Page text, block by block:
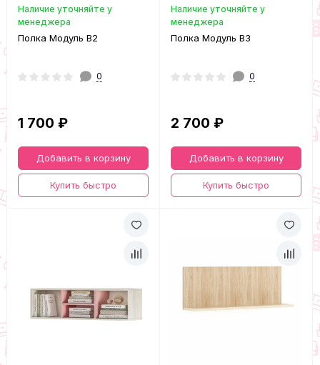
Наличие уточняйте у
менеджера
Полка Модуль В2
0
1 700 ₽
Добавить в корзину
Купить быстро
Наличие уточняйте у
менеджера
Полка Модуль В3
0
2 700 ₽
Добавить в корзину
Купить быстро